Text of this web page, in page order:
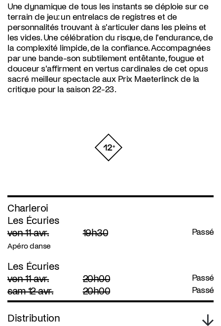
Une dynamique de tous les instants se déploie sur ce
terrain de jeu: un entrelacs de registres et de
personnalités trouvant à s'articuler dans les pleins et
les vides. Une célébration du risque, de l'endurance, de
la complexité limpide, de la confiance. Accompagnées
par une bande-son subtilement entêtante, fougue et
douceur s'affirment en vertus cardinales de cet opus
sacré meilleur spectacle aux Prix Maeterlinck de la
critique pour la saison 22-23.
Charleroi
Les Écuries
ven 11 avr.
Apéro danse
19h30 Passé
Les Écuries
ven 11 avr.
20h00 Passé
sam 12 avr. 20h00 Passé
Distribution